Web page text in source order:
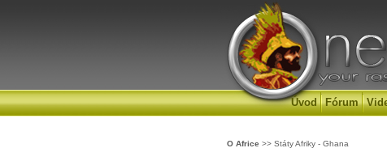
Úvod Fórum
O Africe >> Státy Afriky - Ghana